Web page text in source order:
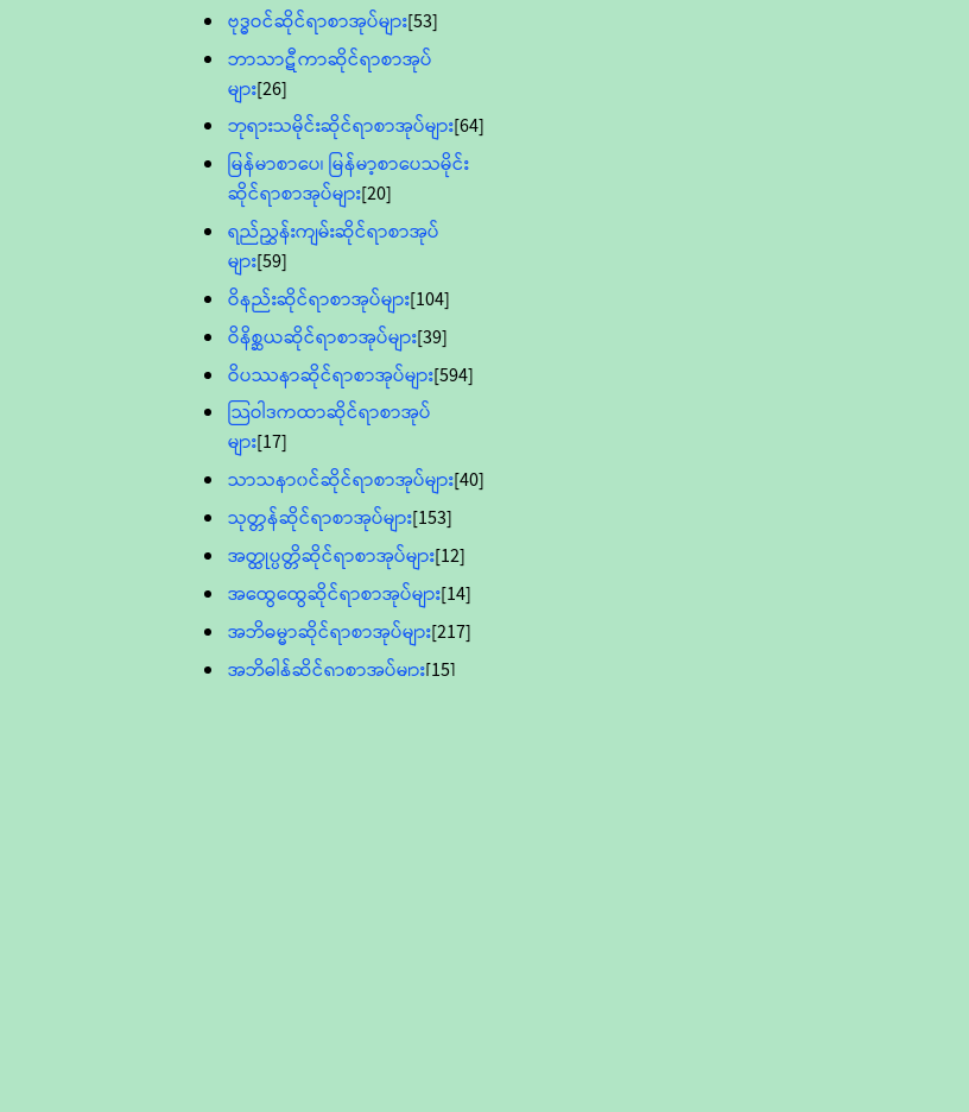
ဗုဒ္ဓဝင်ဆိုင်ရာစာအုပ်များ[53]
ဘာသာဋီကာဆိုင်ရာစာအုပ်
များ[26]
ဘုရားသမိုင်းဆိုင်ရာစာအုပ်များ[64]
မြန်မာစာပေ၊ မြန်မာ့စာပေသမိုင်း
ဆိုင်ရာစာအုပ်များ[20]
ရည်ညွှန်းကျမ်းဆိုင်ရာစာအုပ်
များ[59]
ဝိနည်းဆိုင်ရာစာအုပ်များ[104]
ဝိနိစ္ဆယဆိုင်ရာစာအုပ်များ[39]
ဝိပဿနာဆိုင်ရာစာအုပ်များ[594]
သြဝါဒကထာဆိုင်ရာစာအုပ်
များ[17]
သာသနာ၀င်ဆိုင်ရာစာအုပ်များ[40]
သုတ္တန်ဆိုင်ရာစာအုပ်များ[153]
အတ္ထုပ္ပတ္တိဆိုင်ရာစာအုပ်များ[12]
အထွေထွေဆိုင်ရာစာအုပ်များ[14]
အဘိဓမ္မာဆိုင်ရာစာအုပ်များ[217]
အဘိဓါန်ဆိုင်ရာစာအုပ်များ[15]